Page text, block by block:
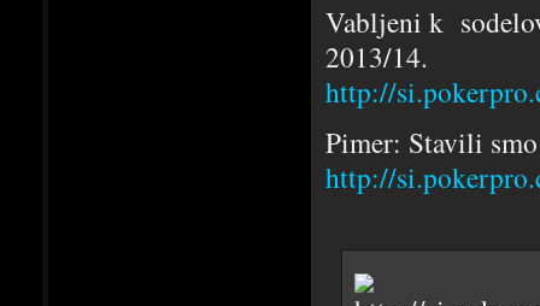
Vabljeni k
2013/14.
http://
Pimer: Stavili
http://